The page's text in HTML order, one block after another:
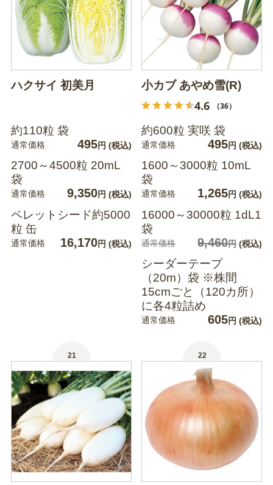
ハクサイ 初美月
約110粒 袋
通常価格 495円 (税込)
2700～4500粒 20mL
袋
通常価格 9,350円 (税込)
ペレットシード約5000
粒 缶
通常価格 16,170円 (税込)
小カブ あやめ雪(R)
4.6 （36）
約600粒 実咲 袋
通常価格 495円 (税込)
1600～3000粒 10mL
袋
通常価格 1,265円 (税込)
16000～30000粒 1dL1
袋
通常価格 9,460円 (税込)
シーダーテープ
（20m）袋 ※株間
15cmごと（120カ所）
に各4粒詰め
通常価格 605円 (税込)
21 22